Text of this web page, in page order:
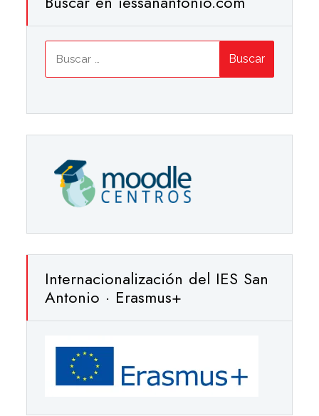
Internacionalización del IES San
Antonio · Erasmus+